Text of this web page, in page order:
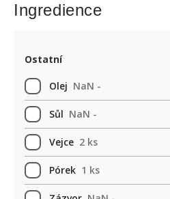
Ingredience
Ostatní
Olej NaN -
Sůl NaN -
Vejce 2 ks
Pórek 1 ks